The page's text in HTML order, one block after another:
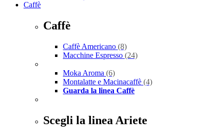
Caffè
Caffè
Caffè Americano (8)
Macchine Espresso (24)
Moka Aroma (6)
Montalatte e Macinacaffè (4)
Guarda la linea Caffè
Scegli la linea Ariete